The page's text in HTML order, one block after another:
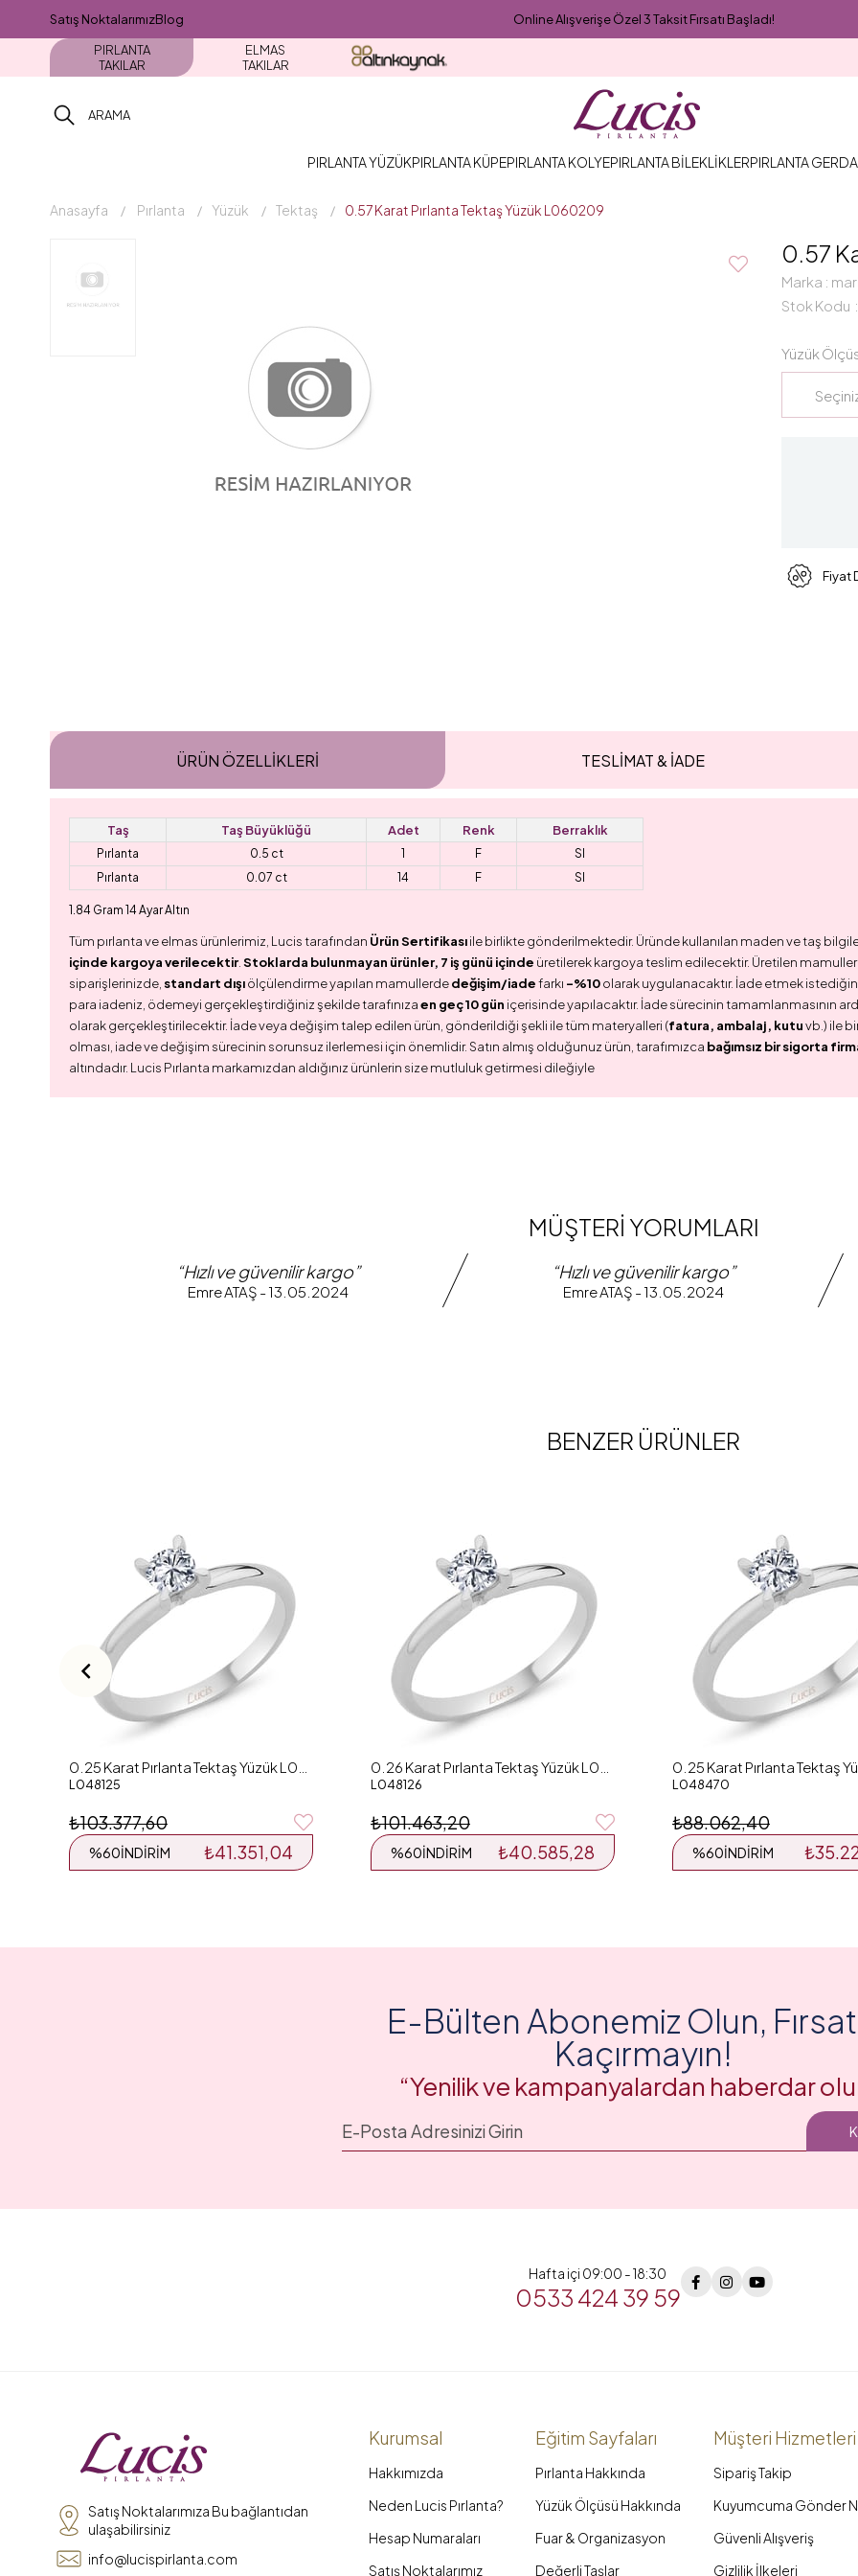
Satış NoktalarımızBlog
Online Alışverişe Özel 3 Taksit Fırsatı Başladı!
PIRLANTA
TAKILAR
ELMAS
TAKILAR
PIRLANTA YÜZÜKPIRLANTA KÜPEPIRLANTA KOLYEPIRLANTA BİLEKLİKLERPIRLANTA
Anasayfa Pırlanta Yüzük Tektaş 0.57 Karat Pırlanta Tektaş Yüzük L060209
0.57
Marka :
Stok Kodu
Yüzük
Fiyat
ÜRÜN ÖZELLIKLERI TESLİMAT & İADE
Taş Taş Büyüklüğü Adet Renk Berraklık
Pırlanta 0.5 ct 1 F
SI
Pırlanta
0.07 ct 14 F SI
1.84 Gram 14 Ayar Altın
Tüm pırlanta ve elmas ürünlerimiz, Lucis tarafından Ürün Sertifikasıile birlikte gönderilmektedir. Üründe kullanılan maden ve taş
içinde kargoya verilecektir. Stoklarda bulunmayan ürünler, 7 iş günü içinde üretilerek kargoya teslim edilecektir. Üretilen
siparişlerinizde, standart dışıölçülendirme yapılan mamullerdedeğişim/iadefarkı -%10olarak uygulanacaktır. İade etmek
para iadeniz, ödemeyi gerçekleştirdiğiniz şekilde tarafınızaen geç 10 gün içerisinde yapılacaktır. İade sürecinin tamamlanmasının
olarak gerçekleştirilecektir. İade veya değişim talep edilen ürün, gönderildiği şekli ile tüm materyalleri (fatura, ambalaj, kutuvb.) ile
olması, iade ve değişim sürecinin sorunsuz ilerlemesi için önemlidir. Satın almış olduğunuz ürün, tarafımızca bağımsız bir sigorta
altındadır. Lucis Pırlanta markamızdan aldığınız ürünlerin size mutluluk getirmesi dileğiyle
MÜŞTERİ YORUMLARI
“Hızlı ve güvenilir kargo”
Emre ATAŞ - 13.05.2024
“Hızlı ve güvenilir kargo”
Emre ATAŞ - 13.05.2024
BENZER ÜRÜNLER
L048125
₺41.351,04
%60İNDIRIM
₺103.377,60
L048126
₺40.585,28
%60İNDIRIM
₺101.463,20
L048470
%60İNDIRIM
₺88.062,40
E-Bülten Abonemiz Olun,
Kaçırmayın!
“Yenilik ve kampanyalardan haberdar
Hafta içi 09:00 - 18:30
0533 424 39 59
Satış Noktalarımıza Bu bağlantıdan
ulaşabilirsiniz
info@lucispirlanta.com
Kurumsal
Hakkımızda
Neden Lucis Pırlanta?
Hesap Numaraları
Satış Noktalarımız
Eğitim Sayfaları
Pırlanta Hakkında
Yüzük Ölçüsü Hakkında
Fuar & Organizasyon
Değerli Taşlar
Müşteri Hizmetleri
Sipariş Takip
Kuyumcuma Gönder
Güvenli Alışveriş
Gizlilik İlkeleri